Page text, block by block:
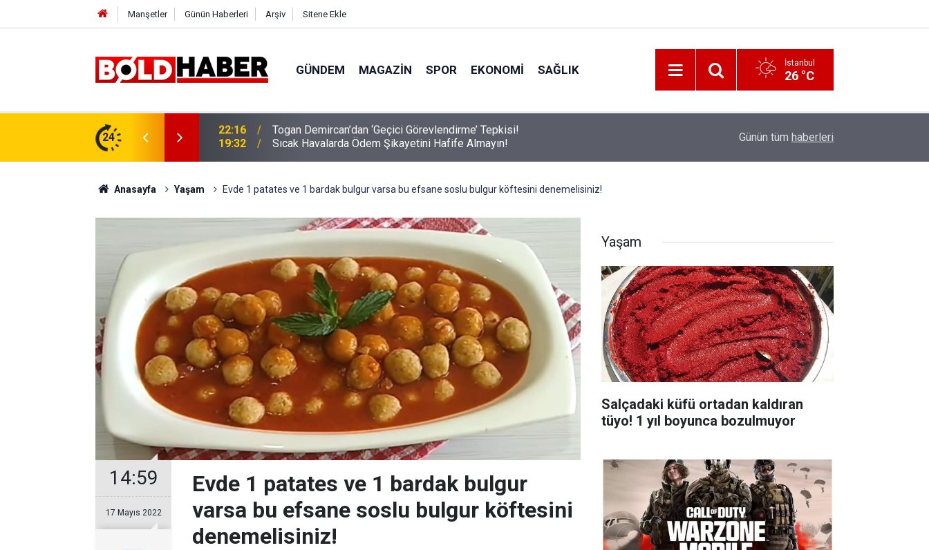
Manşetler Günün Haberleri Arşiv Sitene Ekle
GÜNDEM MAGAZIN SPOR EKONOMI SAĞLIK İstanbul
26 °C
24 19:32 Sıcak Havalarda Ödem Şikayetini Hafife Almayın! İzmir 112’de Kan Donduran İddialar!
Günün tüm haberleri
Anasayfa Yaşam Evde 1 patates ve 1 bardak bulgur varsa bu efsane soslu bulgur köftesini denemelisiniz!
14:59
17 Mayıs 2022
Evde 1 patates ve 1 bardak bulgur
varsa bu efsane soslu bulgur köftesini
denemelisiniz!
Yaşam
Salçadaki küfü ortadan kaldıran
tüyo! 1 yıl boyunca bozulmuyor